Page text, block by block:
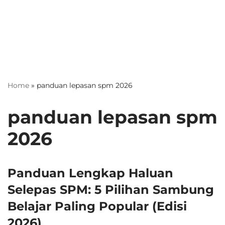
Home » panduan lepasan spm 2026
panduan lepasan spm
2026
Panduan Lengkap Haluan
Selepas SPM: 5 Pilihan Sambung
Belajar Paling Popular (Edisi